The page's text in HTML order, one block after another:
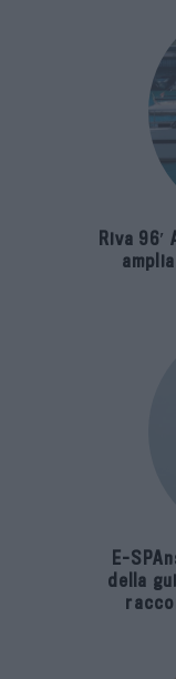
Riva
E-
della